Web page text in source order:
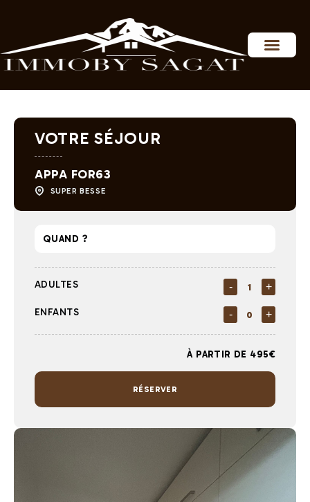
VOTRE SÉJOUR
APPA FOR63
SUPER BESSE
ADULTES - +
ENFANTS - +
À PARTIR DE 495€
RÉSERVER